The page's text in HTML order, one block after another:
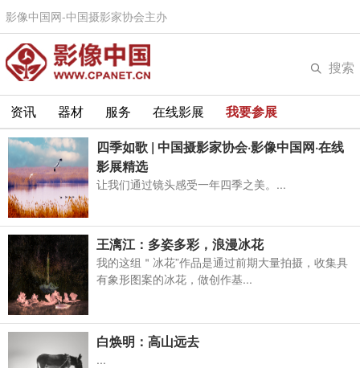
影像中国网-中国摄影家协会主办
搜索
资讯 器材 服务 在线影展
我要参展
四季如歌 | 中国摄影家协会·影像中国网·在线
影展精选
让我们通过镜头感受一年四季之美。...
王漓江：多姿多彩，浪漫冰花
我的这组＂冰花”作品是通过前期大量拍摄，收集具
有象形图案的冰花，做创作基...
白焕明：高山远去
...